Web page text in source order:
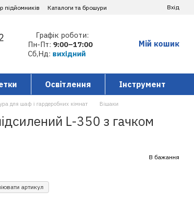
підйомників Каталоги та брошури Вхід
Графік роботи:
Пн-Пт: 9:00–17:00
Сб,Нд: вихідний
Мій кошик
Освітлення Інструмент
для шаф і гардеробних кімнат Вішаки
L-350 з гачком
В бажання
артикул